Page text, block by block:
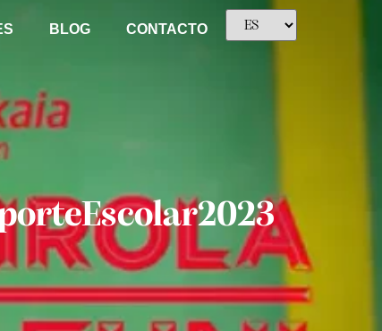
BLOG CONTACTO